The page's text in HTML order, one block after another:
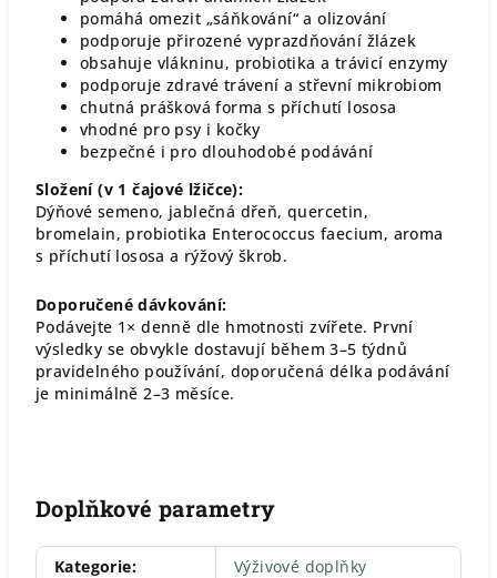
pomáhá omezit „sáňkování“ a olizování
podporuje přirozené vyprazdňování žlázek
obsahuje vlákninu, probiotika a trávicí enzymy
podporuje zdravé trávení a střevní mikrobiom
chutná prášková forma s příchutí lososa
vhodné pro psy i kočky
bezpečné i pro dlouhodobé podávání
Složení (v 1 čajové lžičce):
Dýňové semeno, jablečná dřeň, quercetin,
bromelain, probiotika Enterococcus faecium, aroma
s příchutí lososa a rýžový škrob.
Doporučené dávkování:
Podávejte 1× denně dle hmotnosti zvířete. První
výsledky se obvykle dostavují během 3–5 týdnů
pravidelného používání, doporučená délka podávání
je minimálně 2–3 měsíce.
Doplňkové parametry
Kategorie:
Výživové doplňky